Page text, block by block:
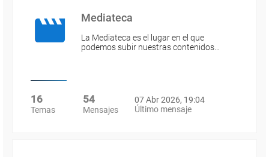
Mediateca
La Mediateca es el lugar en el que
podemos subir nuestras contenidos…
16
Temas
54
Mensajes
07 Abr 2026, 19:04
Último mensaje